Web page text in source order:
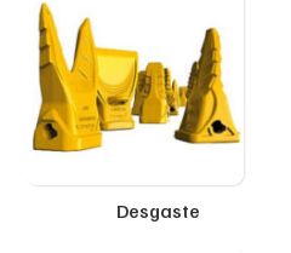
Desgaste